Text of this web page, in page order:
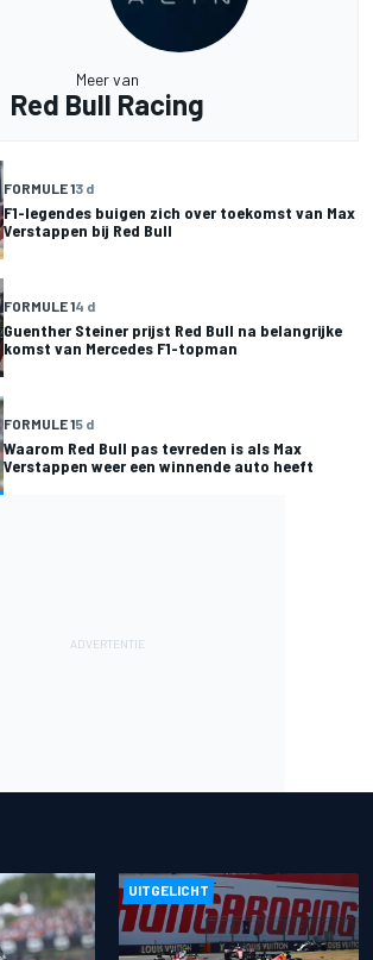
Meer van
Red Bull Racing
FORMULE 13 d
F1-legendes buigen zich over toekomst van Max
Verstappen bij Red Bull
FORMULE 14 d
Guenther Steiner prijst Red Bull na belangrijke
komst van Mercedes F1-topman
FORMULE 15 d
Waarom Red Bull pas tevreden is als Max
Verstappen weer een winnende auto heeft
UITGELICHT